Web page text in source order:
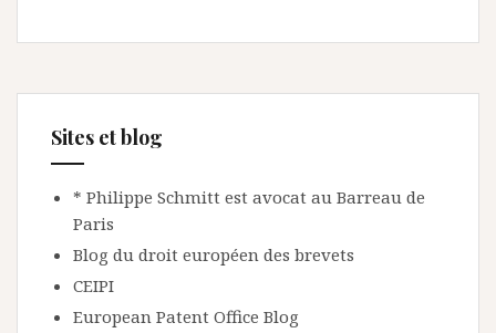
Sites et blog
* Philippe Schmitt est avocat au Barreau de
Paris
Blog du droit européen des brevets
CEIPI
European Patent Office Blog